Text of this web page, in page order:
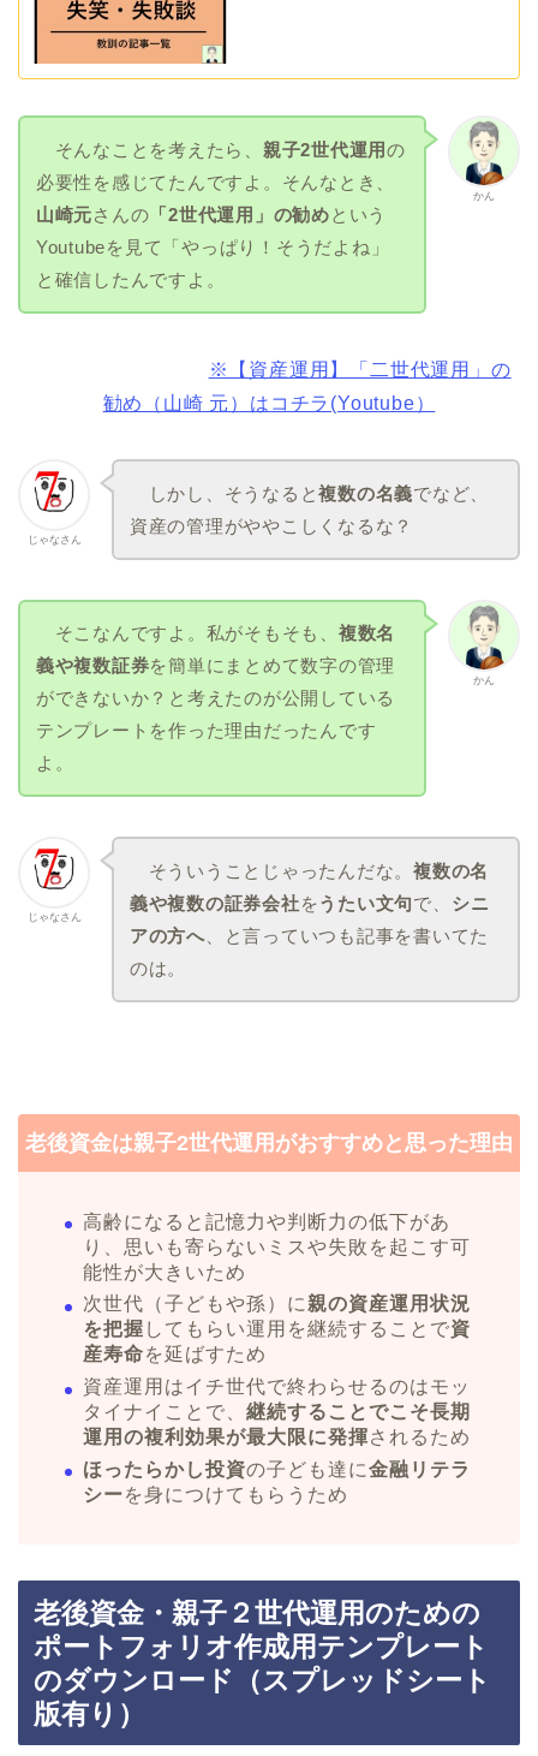
かん
そんなことを考えたら、 親子2世代運用の
必要性を感じてたんですよ。そんなとき、
山崎元さんの 「2世代運用」の勧めという
Youtubeを見て「やっぱり！そうだよね」
と確信したんですよ。
※【資産運用】「二世代運用」の
勧め（山崎 元）はコチラ(Youtube）
じゃなさん
しかし、そうなると複数の名義でなど、
資産の管理がややこしくなるな？
かん
そこなんですよ。私がそもそも、 複数名
義や複数証券を簡単にまとめて数字の管理
ができないか？と考えたのが公開している
テンプレートを作った理由だったんです
よ。
じゃなさん
そういうことじゃったんだな。複数の名
義や複数の証券会社をうたい文句で、 シニ
アの方へ、と言っていつも記事を書いてた
のは。
老後資金は親子2世代運用がおすすめと思った理由
高齢になると記憶力や判断力の低下があ
り、思いも寄らないミスや失敗を起こす可
能性が大きいため
次世代（子どもや孫）に 親の資産運用状況
を把握 してもらい運用を継続することで資
産寿命を延ばすため
資産運用はイチ世代で終わらせるのはモッ
タイナイことで、 継続することでこそ長期
運用の複利効果が最大限に発揮されるため
ほったらかし投資の子ども達に金融リテラ
シーを身につけてもらうため
老後資金・親子２世代運用のための
ポートフォリオ作成用テンプレート
のダウンロード（スプレッドシート
版有り）